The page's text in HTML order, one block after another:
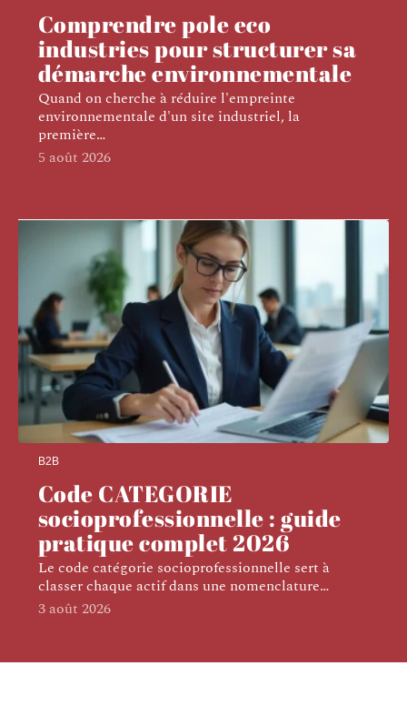
Comprendre pole eco
industries pour structurer sa
démarche environnementale
Quand on cherche à réduire l'empreinte
environnementale d'un site industriel, la
première…
5 août 2026
B2B
Code CATEGORIE
socioprofessionnelle : guide
pratique complet 2026
Le code catégorie socioprofessionnelle sert à
classer chaque actif dans une nomenclature…
3 août 2026